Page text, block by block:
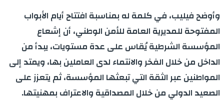
وأوضح فيليب، في كلمة له بمناسبة افتتاح أيام الأبواب
المفتوحة للمديرية العامة للأمن الوطني، أن إشعاع
المؤسسة الشرطية يُقاس على عدة مستويات، يبدأ من
الداخل من خلال الفخر والانتماء لدى العاملين بها، ويمتد إلى
المواطنين عبر الثقة التي تبعثها المؤسسة، ثم يتعزز على
الصعيد الدولي من خلال المصداقية والاعتراف بمهنيتها.